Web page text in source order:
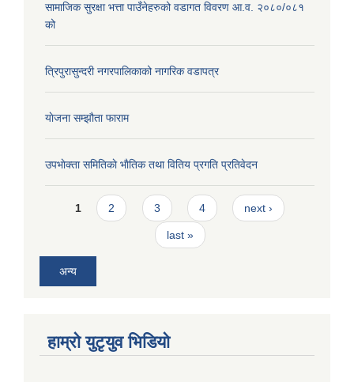
सामाजिक सुरक्षा भत्ता पाउँनेहरुको वडागत विवरण आ.व. २०८०/०८१
को
त्रिपुरासुन्दरी नगरपालिकाको नागरिक वडापत्र
याेजना सम्झौता फाराम
उपभाेक्ता समितिकाे भाैतिक तथा वितिय प्रगति प्रतिवेदन
Pages
1 2 3 4 next ›
last »
अन्य
हाम्राे युटृयुव भिडियाे